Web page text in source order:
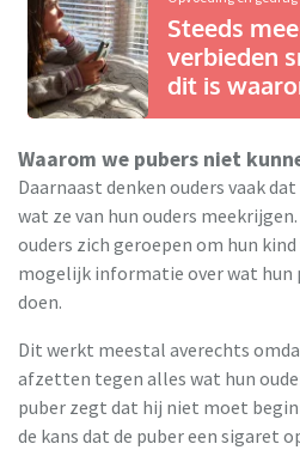
Steeds
verbieden
dit is
Waarom we pubers niet
Daarnaast denken ouders vaak
wat ze van hun ouders
ouders zich geroepen om hun
mogelijk informatie over wat hun
doen.
Dit werkt meestal averechts
afzetten tegen alles wat hun
puber zegt dat hij niet moet
de kans dat de puber een sigaret